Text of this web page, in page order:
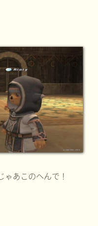
ゃあこのへんで！